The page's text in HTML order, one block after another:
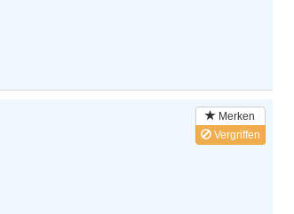
Merken
Vergriffen